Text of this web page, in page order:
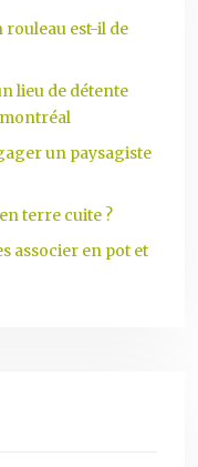
est-il de
lieu de détente
un paysagiste
terre cuite ?
associer en pot et